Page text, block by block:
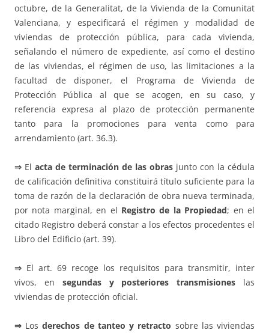
octubre, de la Generalitat, de la Vivienda de la Comunitat
Valenciana, y especificará el régimen y modalidad de
viviendas de protección pública, para cada vivienda,
señalando el número de expediente, así como el destino
de las viviendas, el régimen de uso, las limitaciones a la
facultad de disponer, el Programa de Vivienda de
Protección Pública al que se acogen, en su caso, y
referencia expresa al plazo de protección permanente
tanto para la promociones para venta como para
arrendamiento (art. 36.3).
⇒ El acta de terminación de las obras junto con la cédula
de calificación definitiva constituirá título suficiente para la
toma de razón de la declaración de obra nueva terminada,
por nota marginal, en el Registro de la Propiedad; en el
citado Registro deberá constar a los efectos procedentes el
Libro del Edificio (art. 39).
⇒ El art. 69 recoge los requisitos para transmitir, inter
vivos, en segundas y posteriores transmisiones las
viviendas de protección oficial.
⇒ Losderechos de tanteo y retracto sobre las viviendas